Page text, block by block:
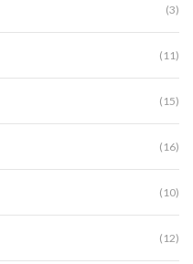
(3)
(11)
(15)
(16)
(10)
(12)